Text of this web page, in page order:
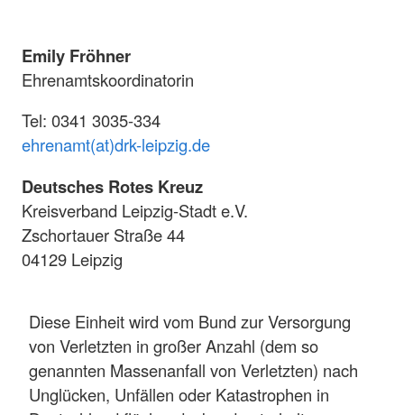
Emily Fröhner
Ehrenamtskoordinatorin
Tel: 0341 3035-334
ehrenamt(at)drk-leipzig.de
Deutsches Rotes Kreuz
Kreisverband Leipzig-Stadt e.V.
Zschortauer Straße 44
04129 Leipzig
Diese Einheit wird vom Bund zur Versorgung
von Verletzten in großer Anzahl (dem so
genannten Massenanfall von Verletzten) nach
Unglücken, Unfällen oder Katastrophen in